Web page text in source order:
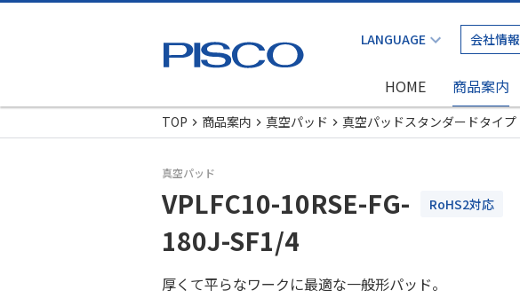
会社情報
HOME 商品案内
TOP
商品案内 真空パッド 真空パッドスタンダードタイプ
真空パッド
VPLFC10-10RSE-FG-
180J-SF1/4
RoHS2対応
厚くて平らなワークに最適な一般形パッド。